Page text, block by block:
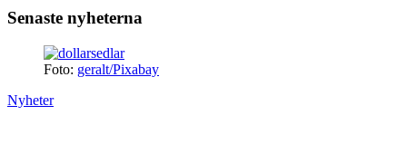
Senaste nyheterna
Foto: geralt/Pixabay
Nyheter